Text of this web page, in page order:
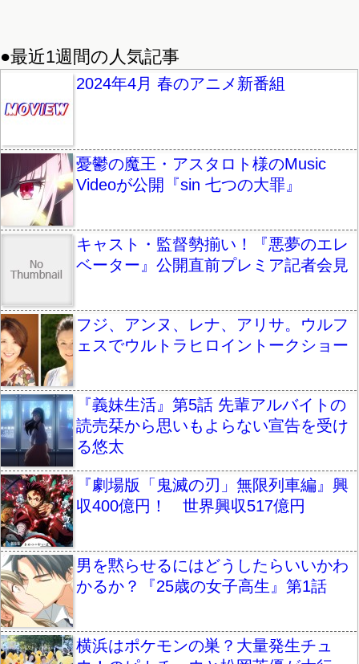
●最近1週間の人気記事
2024年4月 春のアニメ新番組
憂鬱の魔王・アスタロト様のMusic
Videoが公開『sin 七つの大罪』
キャスト・監督勢揃い！『悪夢のエレ
ベーター』公開直前プレミア記者会見
フジ、アンヌ、レナ、アリサ。ウルフ
ェスでウルトラヒロイントークショー
『義妹生活』第5話 先輩アルバイトの
読売栞から思いもよらない宣告を受け
る悠太
『劇場版「鬼滅の刃」無限列車編』興
収400億円！ 世界興収517億円
男を黙らせるにはどうしたらいいかわ
かるか？『25歳の女子高生』第1話
横浜はポケモンの巣？大量発生チュ